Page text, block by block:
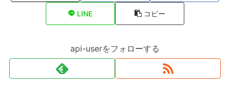
LINE コピー
api-userをフォローする